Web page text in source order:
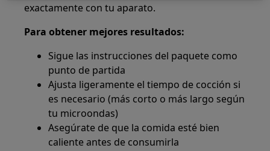
exactamente con tu aparato.
Para obtener mejores resultados:
Sigue las instrucciones del paquete como
punto de partida
Ajusta ligeramente el tiempo de cocción si
es necesario (más corto o más largo según
tu microondas)
Asegúrate de que la comida esté bien
caliente antes de consumirla